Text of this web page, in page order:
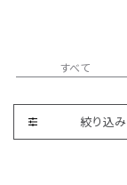
すべて
絞り込み